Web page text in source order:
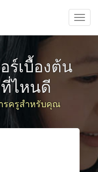
ร์เบื้องต้น
ไหนดี
รครูสำหรับคุณ